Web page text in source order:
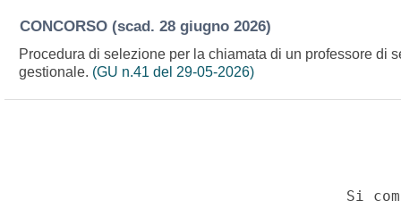
CONCORSO (scad. 28 giugno 2026)
Procedura di selezione per la chiamata di un professore di
gestionale. (GU n.41 del 29-05-2026)